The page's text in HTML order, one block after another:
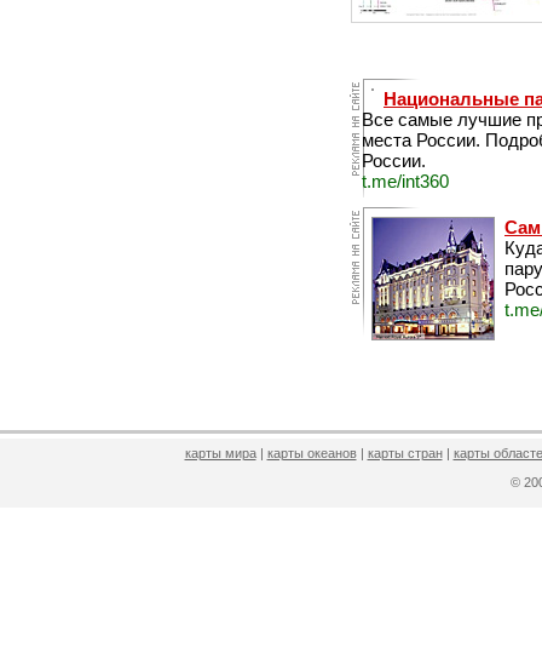
Национальные
Все самые лучшие
места России.
России.
t.me/int360
карты мира| карты океанов| карты стран| карты
©